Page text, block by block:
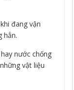
đang vận
hẳn.
nước chống
vật liệu